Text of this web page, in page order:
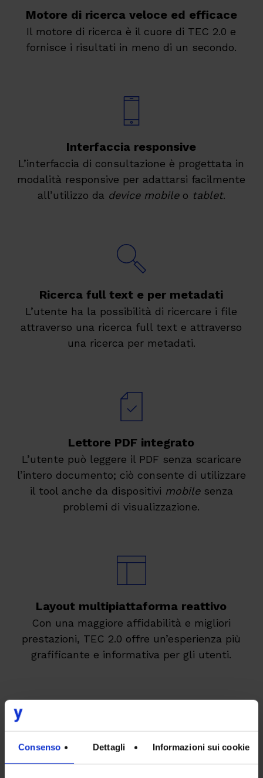
Consenso Dettagli Informazioni sui cookie
Motore di ricerca veloce ed efficace
Il motore di ricerca è il cuore di TEC 2.0 e
fornisce i risultati in meno di un secondo.
Interfaccia responsive
L’interfaccia di consultazione è progettata in
modalità responsive per adattarsi facilmente
all’utilizzo da device mobileo tablet.
Ricerca full text e per metadati
L’utente ha la possibilità di ricercare i file
attraverso una ricerca full text e attraverso
una ricerca per metadati.
Lettore PDF integrato
L’utente può leggere il PDF senza scaricare
l’intero documento; ciò consente di utilizzare
il tool anche da dispositivi mobilesenza
problemi di visualizzazione.
Layout multipiattaforma reattivo
Con una maggiore affidabilità e migliori
prestazioni, TEC 2.0 offre un’esperienza più
grafificante e informativa per gli utenti.
Server-side Display